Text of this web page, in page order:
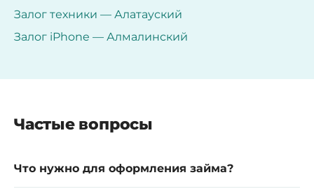
Залог техники — Алатауский
Залог iPhone — Алмалинский
Частые вопросы
Что нужно для оформления займа?